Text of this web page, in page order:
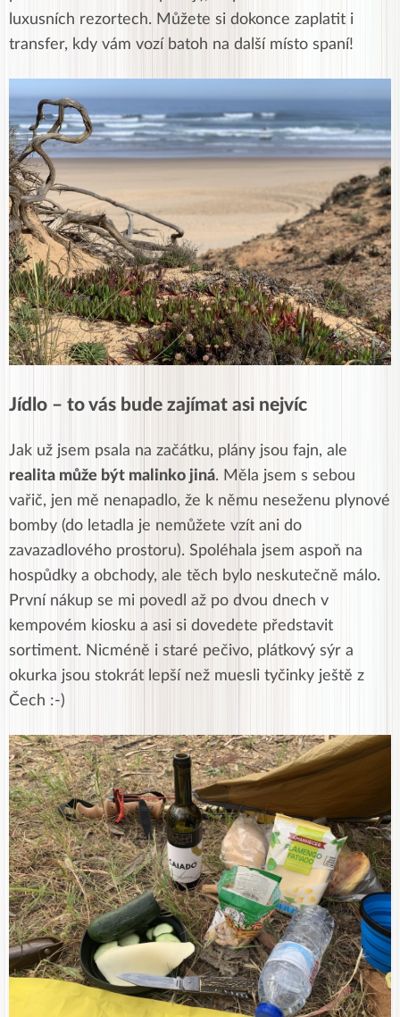
luxusních rezortech. Můžete si dokonce zaplatit i
transfer, kdy vám vozí batoh na další místo spaní!
Jídlo – to vás bude zajímat asi nejvíc
Jak už jsem psala na začátku, plány jsou fajn, ale
realita může být malinko jiná. Měla jsem s sebou
vařič, jen mě nenapadlo, že k němu neseženu plynové
bomby (do letadla je nemůžete vzít ani do
zavazadlového prostoru). Spoléhala jsem aspoň na
hospůdky a obchody, ale těch bylo neskutečně málo.
První nákup se mi povedl až po dvou dnech v
kempovém kiosku a asi si dovedete představit
sortiment. Nicméně i staré pečivo, plátkový sýr a
okurka jsou stokrát lepší než muesli tyčinky ještě z
Čech :-)